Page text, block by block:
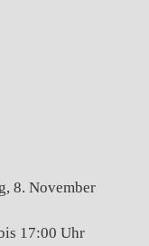
8. November
17:00 Uhr